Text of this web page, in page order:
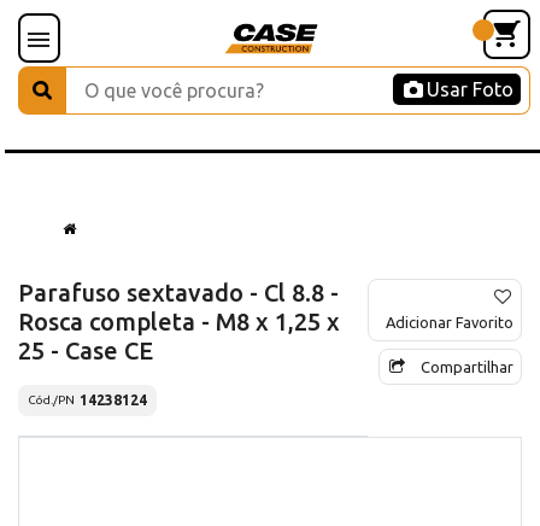
Usar Foto
Parafuso sextavado - Cl 8.8 -
Rosca completa - M8 x 1,25 x
25 - Case CE
Cód./PN 14238124
Adicionar Favorito
Compartilhar